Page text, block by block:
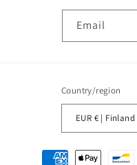
Email
Country/region
EUR € | Finland
Payment